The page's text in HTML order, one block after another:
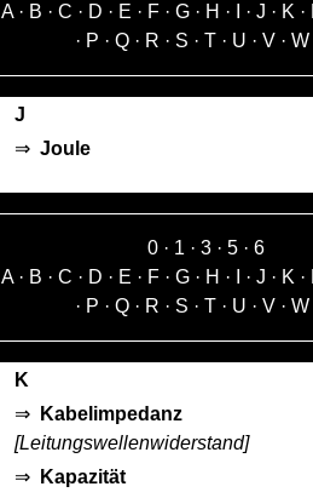
A· B · C · D · E · F· G· H · · J · K ·
· P ·Q · R · S ·T · U ·V ·W
J
⇒ Joule
0 · 1 ·3 ·5 ·6
A· B · C · D · E · F· G· H · · J · K ·
· P ·Q · R · S ·T · U ·V ·W
K
⇒
Kabelimpedanz
[Leitungswellenwiderstand]
⇒
Kapazität